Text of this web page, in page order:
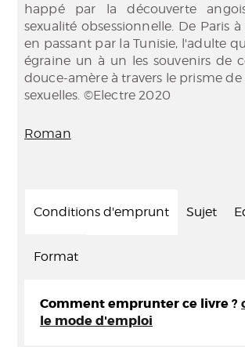
happé par la découverte
sexualité obsessionnelle. De Paris
en passant par la Tunisie, l'adulte
égraine un à un les souvenirs de
douce-amère à travers le prisme de
sexuelles. ©Electre 2020
Roman
Conditions d'emprunt Sujet
Format
Comment emprunter ce livre ?
le mode d'emploi